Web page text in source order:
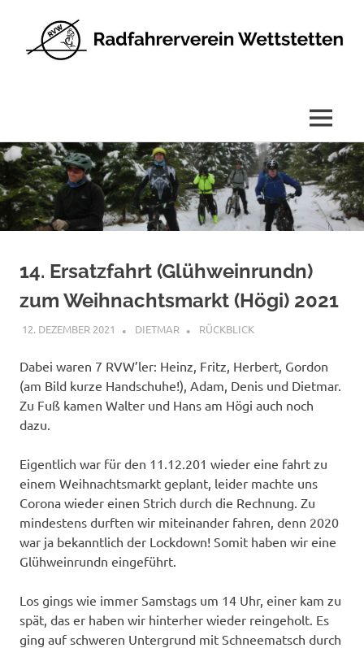
Zum
Inhalt
springen
MENÜ
14. Ersatzfahrt (Glühweinrundn)
zum Weihnachtsmarkt (Högi) 2021
12. DEZEMBER 2021 DIETMAR RÜCKBLICK
Dabei waren 7 RVW’ler: Heinz, Fritz, Herbert, Gordon
(am Bild kurze Handschuhe!), Adam, Denis und Dietmar.
Zu Fuß kamen Walter und Hans am Högi auch noch
dazu.
Eigentlich war für den 11.12.201 wieder eine fahrt zu
einem Weihnachtsmarkt geplant, leider machte uns
Corona wieder einen Strich durch die Rechnung. Zu
mindestens durften wir miteinander fahren, denn 2020
war ja bekanntlich der Lockdown! Somit haben wir eine
Glühweinrundn eingeführt.
Los gings wie immer Samstags um 14 Uhr, einer kam zu
spät, das er haben wir hinterher wieder reingeholt. Es
ging auf schweren Untergrund mit Schneematsch durch